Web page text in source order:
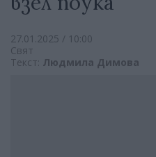
27.01.2025 / 10:00
Свят
Текст: Людмила Димова